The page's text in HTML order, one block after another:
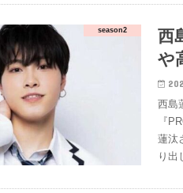
season2
西
や
西島
『
蓮汰
り出